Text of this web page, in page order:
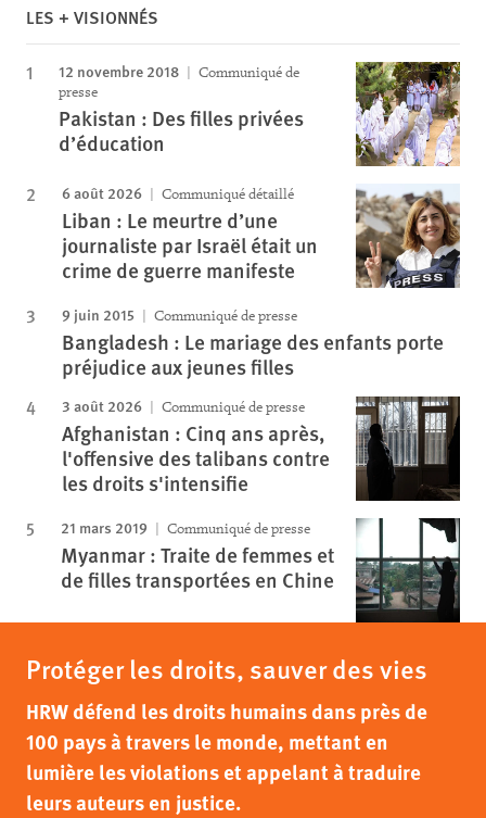
LES + VISIONNÉS
12 novembre 2018
Communiqué de
presse
Pakistan : Des filles privées
d’éducation
6 août 2026 Communiqué détaillé
Liban : Le meurtre d’une
journaliste par Israël était un
crime de guerre manifeste
9 juin 2015 Communiqué de presse
Bangladesh : Le mariage des enfants porte
préjudice aux jeunes filles
3 août 2026 Communiqué de presse
Afghanistan : Cinq ans après,
l'offensive des talibans contre
les droits s'intensifie
21 mars 2019 Communiqué de presse
Myanmar : Traite de femmes et
de filles transportées en Chine
Protéger les droits, sauver des vies
HRW défend les droits humains dans près de
100 pays à travers le monde, mettant en
lumière les violations et appelant à traduire
leurs auteurs en justice.